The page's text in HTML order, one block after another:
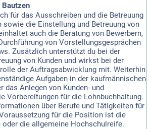
Bautzen
für das Ausschreiben und die Betreuung
sowie die Einstellung und Betreuung von
auch die Beratung von Bewerbern,
von Vorstellungsgesprächen
Zusätzlich unterstützt du bei der
von Kunden und wirkst bei der
der Auftragsabwicklung mit. Weiterhin
Aufgaben in der kaufmännischen
das Anlegen von Kunden- und
Vorbereitungen für die Lohnbuchhaltung.
über Berufe und Tätigkeiten für
für die Position ist die
die allgemeine Hochschulreife.